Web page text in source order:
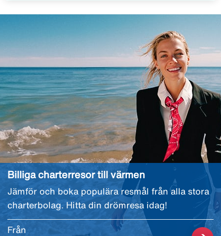
Billiga charterresor till värmen
Jämför och boka populära resmål från alla stora
charterbolag. Hitta din drömresa idag!
Från